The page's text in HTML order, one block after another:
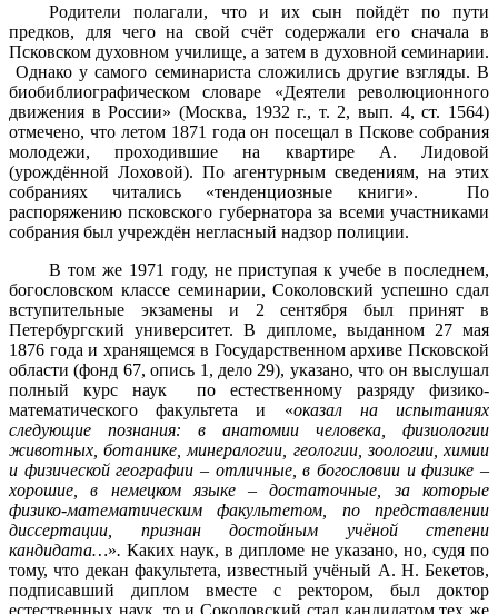
Родители полагали, что и их сын пойдёт по пути
предков, для чего на свой счёт содержали его сначала в
Псковском духовном училище, а затем в духовной семинарии.
Однако у самого семинариста сложились другие взгляды. В
биобиблиографическом словаре «Деятели революционного
движения в России» (Москва, 1932 г., т. 2, вып. 4, ст. 1564)
отмечено, что летом 1871 года он посещал в Пскове собрания
молодежи, проходившие на квартире А. Лидовой
(урождённой Лоховой). По агентурным сведениям, на этих
собраниях читались «тенденциозные книги». По
распоряжению псковского губернатора за всеми участниками
собрания был учреждён негласный надзор полиции.
В том же 1971 году, не приступая к учебе в последнем,
богословском классе семинарии, Соколовский успешно сдал
вступительные экзамены и 2 сентября был принят в
Петербургский университет. В дипломе, выданном 27 мая
1876 года и хранящемся в Государственном архиве Псковской
области (фонд 67, опись 1, дело 29), указано, что он выслушал
полный курс наук по естественному разряду физико-
математического факультета и «оказал на испытаниях
следующие познания: в анатомии человека, физиологии
животных, ботанике, минералогии, геологии, зоологии, химии
и физической географии – отличные, в богословии и физике –
хорошие, в немецком языке – достаточные, за которые
физико-математическим факультетом, по представлении
диссертации, признан достойным учёной степени
кандидата…».Каких наук, в дипломе не указано, но, судя по
тому, что декан факультета, известный учёный А. Н. Бекетов,
подписавший диплом вместе с ректором, был доктор